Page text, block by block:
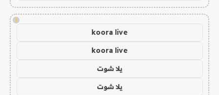
!
koora live
koora live
يلا شوت
يلا شوت